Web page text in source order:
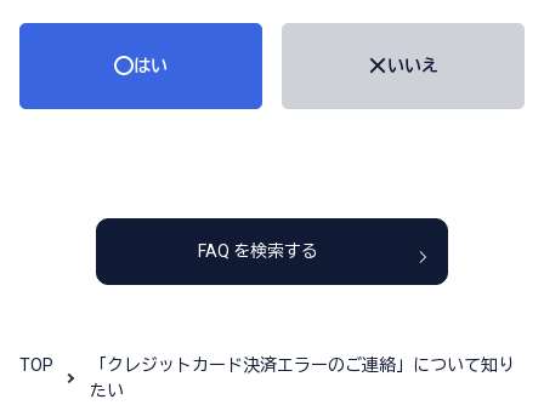
はい いいえ
FAQ を検索する
TOP
「クレジットカード決済エラーのご連絡」について知り
たい